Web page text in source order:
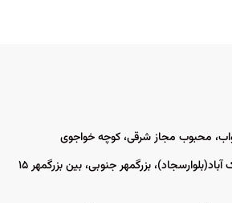
محبوب مجاز شرقی، کوچه خواجوی
آدرس: مشهد، بلوارملک آباد(بلوارسجاد)، بزرگمهر جنوبی، بین بزرگمهر ۱۵